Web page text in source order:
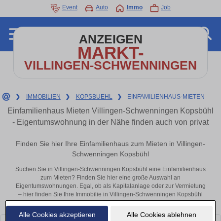
Alle Cookies akzeptieren Alle Cookies ablehnen
Event Auto Immo Job
ANZEIGEN
MARKT-
VILLINGEN-SCHWENNINGEN
❯ IMMOBILIEN ❯ KOPSBUEHL ❯ EINFAMILIENHAUS-MIETEN
Einfamilienhaus Mieten Villingen-Schwenningen Kopsbühl
- Eigentumswohnung in der Nähe finden auch von privat
Finden Sie hier Ihre Einfamilienhaus zum Mieten in Villingen-
Schwenningen Kopsbühl
Suchen Sie in Villingen-Schwenningen Kopsbühl eine Einfamilienhaus
zum Mieten? Finden Sie hier eine große Auswahl an
Eigentumswohnungen. Egal, ob als Kapitalanlage oder zur Vermietung
– hier finden Sie Ihre Immobilie in Villingen-Schwenningen Kopsbühl
oder in der Nähe.